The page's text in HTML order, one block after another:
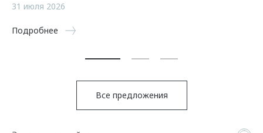
31 июля 2026
Подробнее
Все предложения